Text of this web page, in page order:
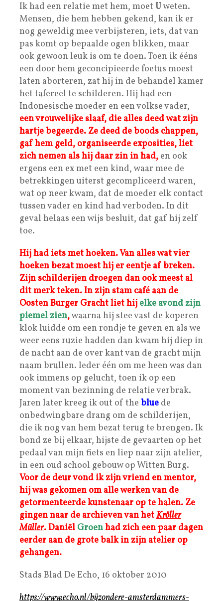
Ik had een relatie met hem, moet Uweten.
Mensen, die hem hebben gekend, kan ik er
nog geweldig mee verbijsteren, iets, dat van
pas komt op bepaalde ogen blikken, maar
ook gewoon leuk is om te doen. Toen ik ééns
een door hem geconcipieerde foetus moest
laten aborteren, zat hij in de behandel kamer
het tafereel te schilderen. Hij had een
Indonesische moeder en een volkse vader,
een vrouwelijke slaaf, die alles deed wat zijn
hartje begeerde. Ze deed de boods chappen,
gaf hem geld, organiseerde exposities, liet
zich nemen als hij daar zin in had, en ook
ergens een ex met een kind, waar mee de
betrekkingen uiterst gecompliceerd waren,
wat op neer kwam, dat de moeder elk contact
tussen vader en kind had verboden. In dit
geval helaas een wijs besluit, dat gaf hij zelf
toe.
Hij had iets met hoeken. Van alles wat vier
hoeken bezat moest hij er eentje af breken.
Zijn schilderijen droegen dan ook meest al
dit merk teken.In zijn stam café aan de
Oosten Burger Gracht liet hij elke avond zijn
piemel zien,waarna hij stee vast de koperen
klok luidde om een rondje te geven en als we
weer eens ruzie hadden dan kwam hij diep in
de nacht aan de over kant van de gracht mijn
naam brullen. Ieder één om me heen was dan
ook immens op gelucht, toen ik op een
moment van bezinning de relatie verbrak.
Jaren later kreeg ik out of the blue de
onbedwingbare drang om de schilderijen,
die ik nog van hem bezat terug te brengen. Ik
bond ze bij elkaar, hijste de gevaarten op het
pedaal van mijn fiets en liep naar zijn atelier,
in een oud school gebouw op Witten Burg.
Voor de deur vond ik zijn vriend en mentor,
hij was gekomen om alle werken van de
getormenteerde kunstenaar op te halen. Ze
gingen naar de archieven van hetKröller
Müller. Daniël Groenhad zich een paar dagen
eerder aan de grote balk in zijn atelier op
gehangen.
Stads Blad De Echo, 16 oktober 2010
https://www.echo.nl/bijzondere-amsterdammers-